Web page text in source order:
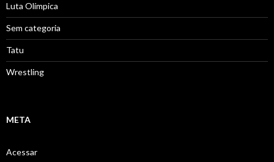
Luta Olímpica
Sem categoria
Tatu
Wrestling
META
Acessar